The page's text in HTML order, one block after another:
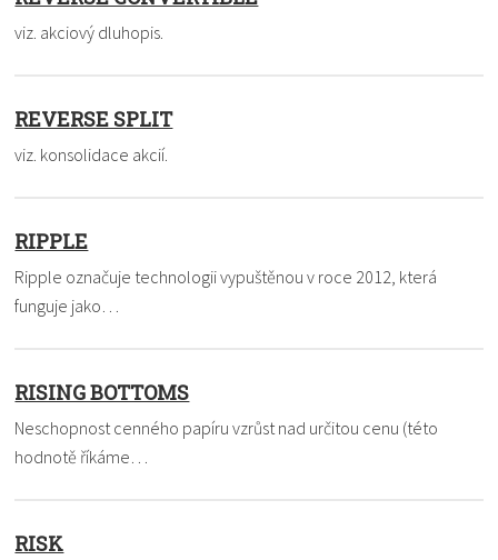
viz. akciový dluhopis.
REVERSE SPLIT
viz. konsolidace akcií.
RIPPLE
Ripple označuje technologii vypuštěnou v roce 2012, která
funguje jako…
RISING BOTTOMS
Neschopnost cenného papíru vzrůst nad určitou cenu (této
hodnotě říkáme…
RISK